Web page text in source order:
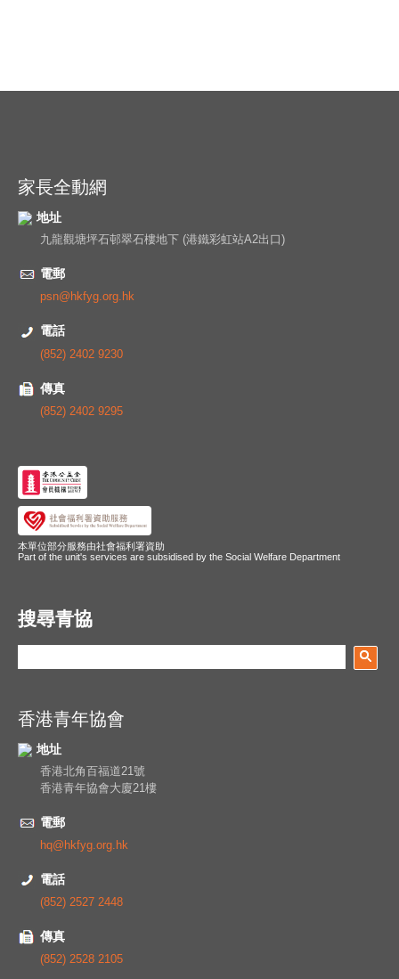
家長全動網
地址
九龍觀塘坪石邨翠石樓地下 (港鐵彩虹站A2出口)
電郵
psn@hkfyg.org.hk
電話
(852) 2402 9230
傳真
(852) 2402 9295
本單位部分服務由社會福利署資助
Part of the unit's services are subsidised by the Social Welfare Department
搜尋青協
香港青年協會
地址
香港北角百福道21號
香港青年協會大廈21樓
電郵
hq@hkfyg.org.hk
電話
(852) 2527 2448
傳真
(852) 2528 2105